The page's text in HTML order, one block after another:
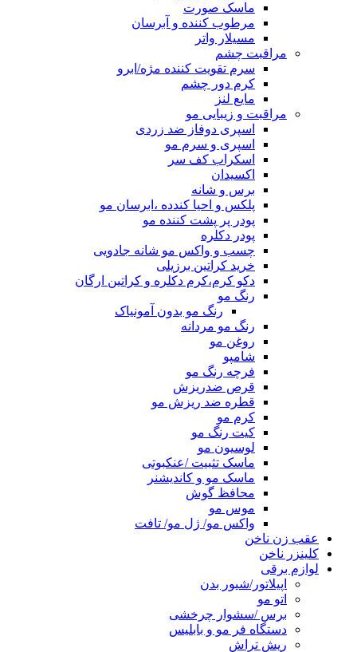
ماسک صورت
مرطوب کننده و آبرسان
مسیلار واتر
مراقبت چشم
سرم تقویت کننده مژه/ابرو
کرم دور چشم
مایع لنز
مراقبت و زیبایی مو
اسپری دوفاز ضد زردی
اسپری و سرم مو
اسکراب کف سر
اکسیدان
برس و شانه
پلکس و احیا کندده ،ابرسان مو
پودر پر پشت کننده مو
پودر دکلره
چسب و واکس مو شانه جادویی
خرید کراتین برزیلی
دکو کرم،کرم دکلره و کراتین ارگان
رنگ مو
رنگ مو بدون آمونیاک
رنگ مو مردانه
روغن مو
شامپو
فرچه رنگ مو
قرص ضدریزش
قطره ضد ریزش مو
کرم مو
کیت رنگ مو
لوسیون مو
ماسک تثبیت /عنکبوتی
ماسک مو و کاندیشنر
محافظ گوش
موس مو
واکس مو/ ژل مو/ تافت
عقب زن ناخن
کلینزر ناخن
لوازم برقی
اپیلاتور/شیور بدن
اتو مو
برس /سشوار چرخشی
دستگاه فر مو و بابلیس
ریش تراش